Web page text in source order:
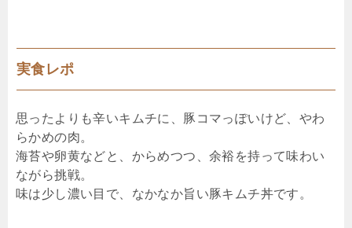
実食レポ
思ったよりも辛いキムチに、豚コマっぽいけど、やわ
らかめの肉。
海苔や卵黄などと、からめつつ、余裕を持って味わい
ながら挑戦。
味は少し濃い目で、なかなか旨い豚キムチ丼です。